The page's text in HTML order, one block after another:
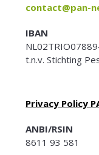
contact@pan-
IBAN
t.n.v. Stichting
Privacy Policy
ANBI/RSIN
8611 93 581